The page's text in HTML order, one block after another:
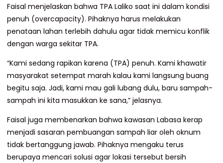
Faisal menjelaskan bahwa TPA Laliko saat ini dalam kondisi
penuh (overcapacity). Pihaknya harus melakukan
penataan lahan terlebih dahulu agar tidak memicu konflik
dengan warga sekitar TPA.
“Kami sedang rapikan karena (TPA) penuh. Kami khawatir
masyarakat setempat marah kalau kami langsung buang
begitu saja. Jadi, kami mau gali lubang dulu, baru sampah-
sampah ini kita masukkan ke sana,” jelasnya.
Faisal juga membenarkan bahwa kawasan Labasa kerap
menjadi sasaran pembuangan sampah liar oleh oknum
tidak bertanggung jawab. Pihaknya mengaku terus
berupaya mencari solusi agar lokasi tersebut bersih